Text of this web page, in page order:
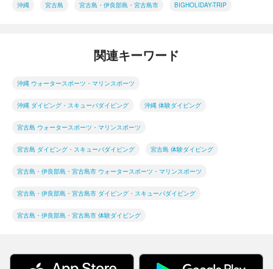
沖縄 宮古島 宮古島・伊良部島・宮古島市 BIGHOLIDAY-TRIP
関連キーワード
沖縄 ウォータースポーツ・マリンスポーツ
沖縄 ダイビング・スキューバダイビング 沖縄 体験ダイビング
宮古島 ウォータースポーツ・マリンスポーツ
宮古島 ダイビング・スキューバダイビング 宮古島 体験ダイビング
宮古島・伊良部島・宮古島市 ウォータースポーツ・マリンスポーツ
宮古島・伊良部島・宮古島市 ダイビング・スキューバダイビング
宮古島・伊良部島・宮古島市 体験ダイビング